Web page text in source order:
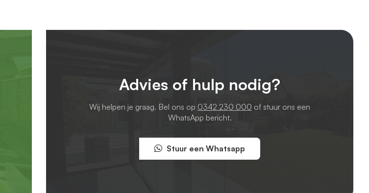
Advies of hulp nodig?
Wij helpen je graag. Bel ons op 0342 230 000 of stuur ons een
WhatsApp bericht.
Stuur een Whatsapp